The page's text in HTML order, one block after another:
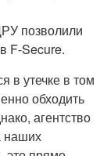
позволили
F-Secure.
в утечке в том
обходить
агентство
наших